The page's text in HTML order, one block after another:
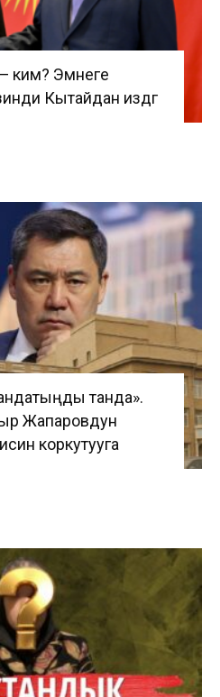
ким? Эмнеге
Кытайдан издөөгө
танда».
Жапаровдун
коркутууга